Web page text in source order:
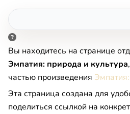
Вы находитесь на странице
Эмпатия: природа и культура
частью произведения
Эта страница создана для
поделиться ссылкой на